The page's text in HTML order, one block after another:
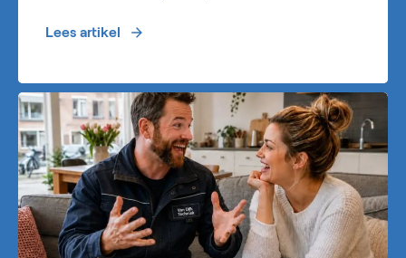
Lees artikel